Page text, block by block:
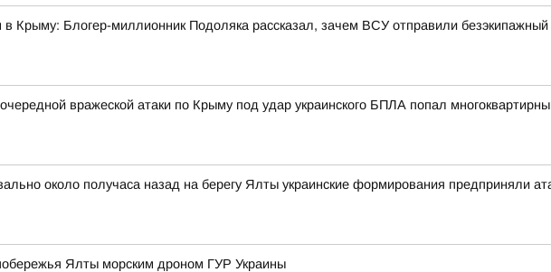
в Крыму: Блогер-миллионник Подоляка рассказал, зачем ВСУ отправили безэкипажный
вражеской атаки по Крыму под удар украинского БПЛА попал
около получаса назад на берегу Ялты украинские формирования предприняли
Ялты морским дроном ГУР Украины